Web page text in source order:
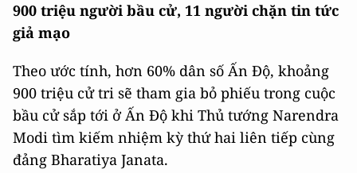
900 triệu người bầu cử, 11 người chặn tin tức
giả mạo
Theo ước tính, hơn 60% dân số Ấn Độ, khoảng
900 triệu cử tri sẽ tham gia bỏ phiếu trong cuộc
bầu cử sắp tới ở Ấn Độ khi Thủ tướng Narendra
Modi tìm kiếm nhiệm kỳ thứ hai liên tiếp cùng
đảng Bharatiya Janata.